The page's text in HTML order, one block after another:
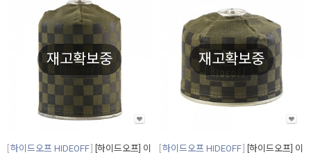
재고확보중
하이드오프 HIDEOFF
[하이드오프] 이
재고확보중
하이드오프 HIDEOFF
[하이드오프] 이